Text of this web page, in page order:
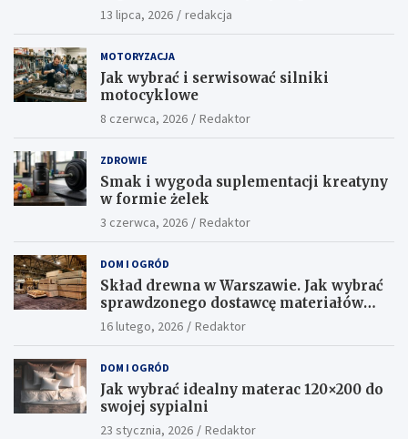
względem funkcjonalności?
13 lipca, 2026 redakcja
MOTORYZACJA
Jak wybrać i serwisować silniki
motocyklowe
8 czerwca, 2026 Redaktor
ZDROWIE
Smak i wygoda suplementacji kreatyny
w formie żelek
3 czerwca, 2026 Redaktor
DOM I OGRÓD
Skład drewna w Warszawie. Jak wybrać
sprawdzonego dostawcę materiałów
konstrukcyjnych?
16 lutego, 2026 Redaktor
DOM I OGRÓD
Jak wybrać idealny materac 120×200 do
swojej sypialni
23 stycznia, 2026 Redaktor